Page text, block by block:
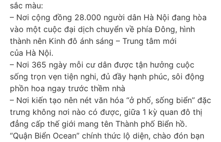
sắc màu:
– Nơi cộng đồng 28.000 người dân Hà Nội đang hòa
vào một cuộc đại dịch chuyển về phía Đông, hình
thành nên Kinh đô ánh sáng – Trung tâm mới
của Hà Nội.
– Nơi 365 ngày mỗi cư dân được tận hưởng cuộc
sống trọn vẹn tiện nghi, đủ đầy hạnh phúc, sôi động
phồn hoa ngay trước thềm nhà
– Nơi kiến tạo nên nét văn hóa “ở phố, sống biển” đặc
trưng không nơi nào có được, giữa 1 kỳ quan đô thị
đẳng cấp thế giới mang tên Thành phố Biển hồ.
“Quận Biển Ocean” chính thức lộ diện, chào đón bạn